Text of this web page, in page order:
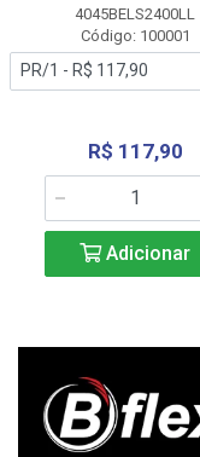
4045BELS2400LL
Código: 100001
R$ 117,90
Adicionar